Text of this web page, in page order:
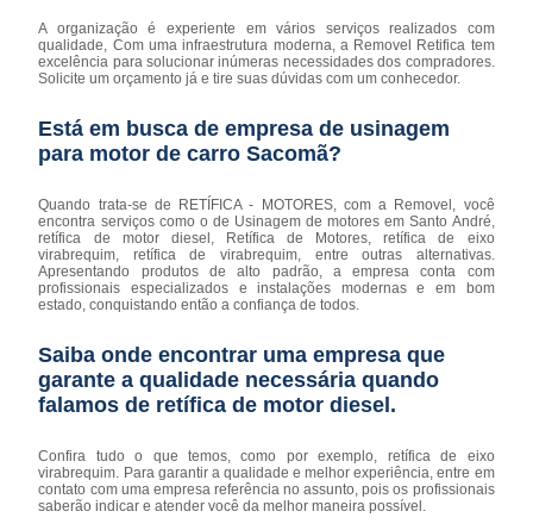
A organização é experiente em vários serviços realizados com
qualidade, Com uma infraestrutura moderna, a Removel Retifica tem
excelência para solucionar inúmeras necessidades dos compradores.
Solicite um orçamento já e tire suas dúvidas com um conhecedor.
Está em busca de empresa de usinagem
para motor de carro Sacomã?
Quando trata-se de RETÍFICA - MOTORES, com a Removel, você
encontra serviços como o de Usinagem de motores em Santo André,
retífica de motor diesel, Retífica de Motores, retífica de eixo
virabrequim, retífica de virabrequim, entre outras alternativas.
Apresentando produtos de alto padrão, a empresa conta com
profissionais especializados e instalações modernas e em bom
estado, conquistando então a confiança de todos.
Saiba onde encontrar uma empresa que
garante a qualidade necessária quando
falamos de retífica de motor diesel.
Confira tudo o que temos, como por exemplo, retífica de eixo
virabrequim. Para garantir a qualidade e melhor experiência, entre em
contato com uma empresa referência no assunto, pois os profissionais
saberão indicar e atender você da melhor maneira possível.